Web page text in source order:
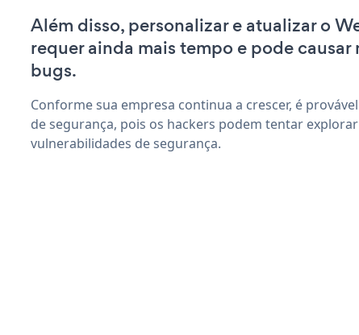
Além disso, personalizar e atualizar o
requer ainda mais tempo e pode
bugs.
Conforme sua empresa continua a crescer, é
de segurança, pois os hackers podem tentar
vulnerabilidades de segurança.